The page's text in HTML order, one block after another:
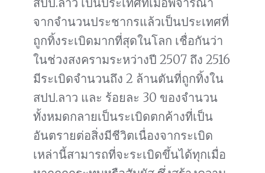
จากจำนวนประชากรแล้วเป็นประเทศที่
ถูกทิ้งระเบิดมากที่สุดในโลก เชื่อกันว่า
ในช่วงสงครามระหว่างปี 2507 ถึง 2516
มีระเบิดจำนวนถึง 2 ล้านตันที่ถูกทิ้งใน
สปป.ลาว และ ร้อยละ 30 ของจำนวน
ทั้งหมดกลายเป็นระเบิดตกค้างที่เป็น
อันตรายต่อสิ่งมีชีวิตเนื่องจากระเบิด
เหล่านี้สามารถที่จะระเบิดขึ้นได้ทุกเมื่อ